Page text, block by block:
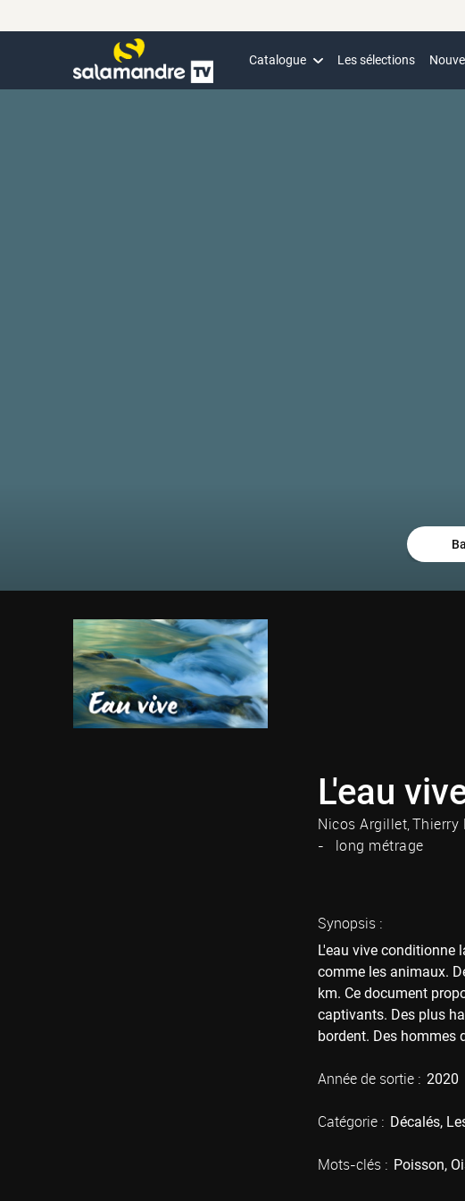
Catalogue Les sélections
L'eau
Nicos Argillet Thierry
long métrage
Synopsis :
L'eau vive conditionne
comme les animaux.
km. Ce document
captivants. Des plus
bordent. Des hommes
Année de sortie : 2020
Catégorie : Décalés
Mots-clés : Poisson